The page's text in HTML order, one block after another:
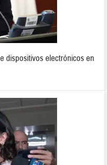
dispositivos electrónicos en